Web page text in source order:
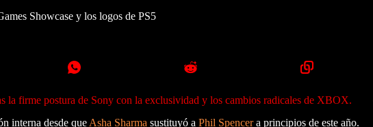
Showcase y los logos de PS5
firme postura de Sony con la exclusividad y los cambios radicales de XBOX.
interna desde que Asha Sharma sustituyó a Phil Spencera principios de este año.